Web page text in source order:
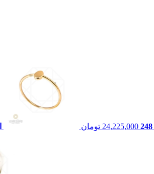
24,225,000 تومان